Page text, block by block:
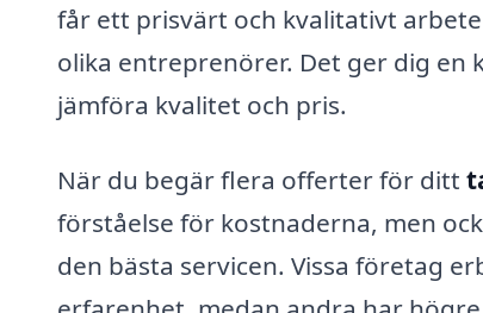
får ett prisvärt och kvalitativt
olika entreprenörer. Det ger dig en
jämföra kvalitet och pris.
När du begär flera offerter för ditt
förståelse för kostnaderna, men
den bästa servicen. Vissa företag